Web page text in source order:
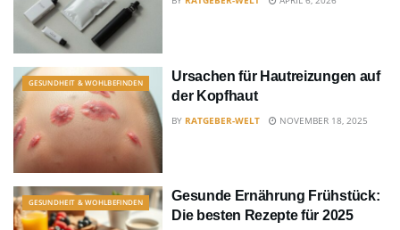
GESUNDHEIT & WOHLBEFINDEN
Ursachen für Hautreizungen auf
der Kopfhaut
BY RATGEBER-WELT NOVEMBER 18, 2025
GESUNDHEIT & WOHLBEFINDEN
Gesunde Ernährung Frühstück:
Die besten Rezepte für 2025